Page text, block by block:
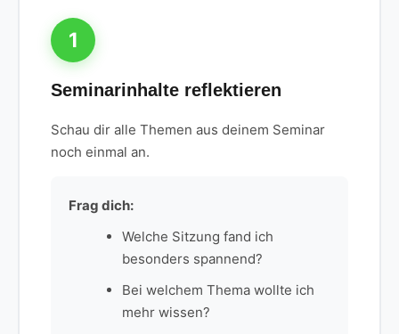
1
Seminarinhalte reflektieren
Schau dir alle Themen aus deinem Seminar
noch einmal an.
Frag dich:
Welche Sitzung fand ich
besonders spannend?
Bei welchem Thema wollte ich
mehr wissen?